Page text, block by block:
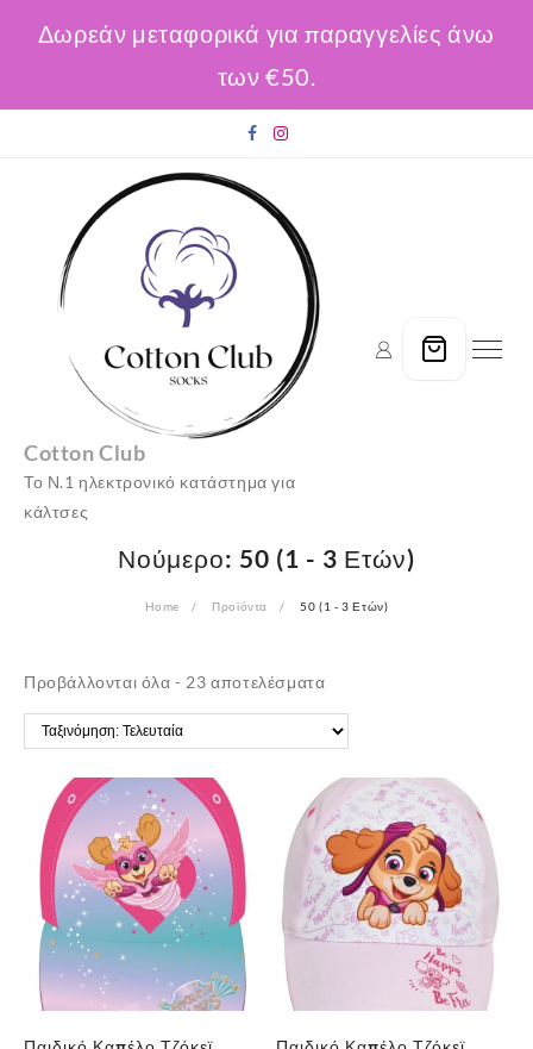
Δωρεάν μεταφορικά για παραγγελίες άνω
των €50.
Cotton Club
Το Ν.1 ηλεκτρονικό κατάστημα για
κάλτσες
Νούμερο: 50 (1 - 3 Ετών)
Home Προϊόντα 50 (1 - 3 Ετών)
Προβάλλονται όλα - 23 αποτελέσματαSorted
by
latest